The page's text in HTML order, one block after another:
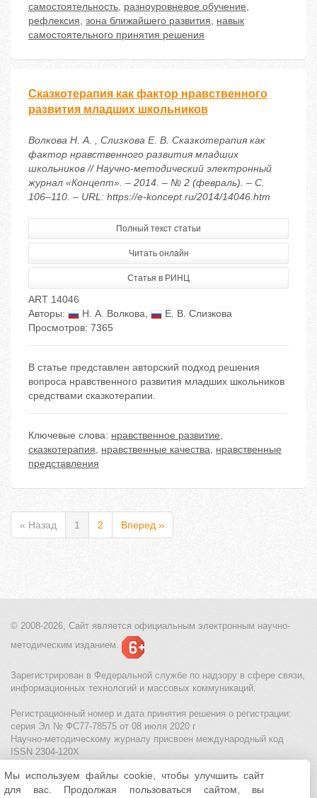
самостоятельность, разноуровневое обучение,
рефлексия, зона ближайшего развития, навык
самостоятельного принятия решения
Сказкотерапия как фактор нравственного
развития младших школьников
Волкова Н. А. , Слизкова Е. В. Сказкотерапия как
фактор нравственного развития младших
школьников // Научно-методический электронный
журнал «Концепт». – 2014. – № 2 (февраль). – С.
106–110. – URL: https://e-koncept.ru/2014/14046.htm
Полный текст статьи
Читать онлайн
Статья в РИНЦ
ART 14046
Авторы:
Н. А. Волкова,
Е. В. Слизкова
Просмотров: 7365
В статье представлен авторский подход решения
вопроса нравственного развития младших школьников
средствами сказкотерапии.
Ключевые слова: нравственное развитие,
сказкотерапия, нравственные качества, нравственные
представления
« Назад 1 2 Вперед »
© 2008-2026, Сайт является официальным электронным научно-
методическим изданием.
Зарегистрирован в Федеральной службе по надзору в сфере связи,
информационных технологий и массовых коммуникаций.
Регистрационный номер и дата принятия решения о регистрации:
серия Эл № ФС77-78575 от 08 июля 2020 г
Научно-методическому журналу присвоен международный код
ISSN 2304-120X
МЦИТО|Школьные олимпиады и онлайн конкурсы для детей
Политика использования файлов cookie| Политика обработки и
Мы используем файлы cookie, чтобы улучшить сайт
для вас. Продолжая пользоваться сайтом, вы